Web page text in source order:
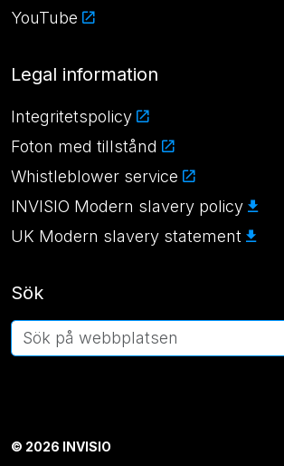
YouTube
Legal information
Integritetspolicy
Foton med tillstånd
Whistleblower service
INVISIO Modern slavery policy
UK Modern slavery statement
Sök
© 2026 INVISIO